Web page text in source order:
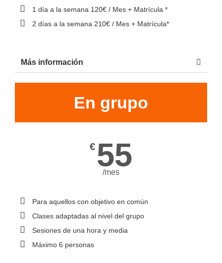
1 día a la semana 120€ / Mes + Matrícula *
2 días a la semana 210€ / Mes + Matrícula*
Más información
En grupo
€ 55
/mes
Para aquellos con objetivo en común
Clases adaptadas al nivel del grupo
Sesiones de una hora y media
Máximo 6 personas